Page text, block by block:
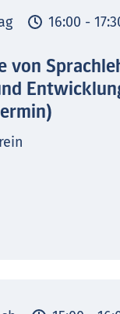
16:00 -
von